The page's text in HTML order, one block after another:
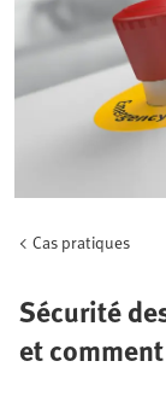
Cas pratiques
Sécurité
et